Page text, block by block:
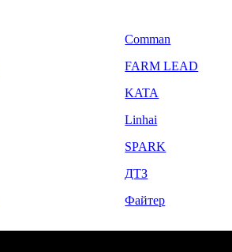
Comman
FARM LEAD
KATA
Linhai
SPARK
ДТЗ
Файтер